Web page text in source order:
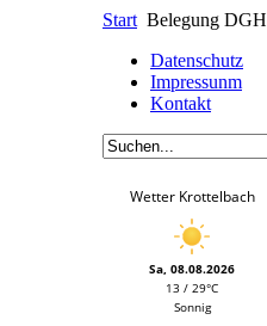
Start Belegung DGH
Datenschutz
Impressunm
Kontakt
Wetter Krottelbach
Sa, 08.08.2026
13 / 29°C
Sonnig